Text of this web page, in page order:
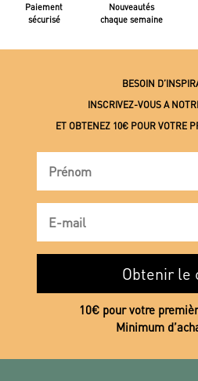
Paiement
sécurisé
Nouveautés
chaque semaine
BESOIN
INSCRIVEZ-VOUS A
ET OBTENEZ 10€ POUR VOTRE
Obtenir le
10€ pour votre
Minimum